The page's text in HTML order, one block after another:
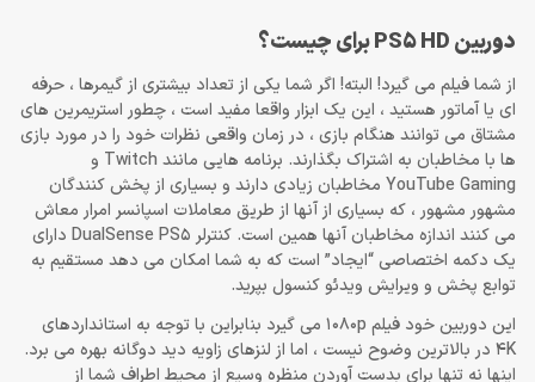
دوربین PS5 HD برای چیست؟
از شما فیلم می گیرد! البته! اگر شما یکی از تعداد بیشتری از گیمرها ، حرفه
ای یا آماتور هستید ، این یک ابزار واقعا مفید است ، چطور استریمرین های
مشتاق می توانند هنگام بازی ، در زمان واقعی نظرات خود را در مورد بازی
ها با مخاطبان به اشتراک بگذارند. برنامه هایی مانند Twitch و
YouTube Gaming مخاطبان زیادی دارند و بسیاری از پخش کنندگان
مشهور مشهور ، که بسیاری از آنها از طریق معاملات اسپانسر امرار معاش
می کنند اندازه مخاطبان آنها همین است. کنترلر DualSense PS5 دارای
یک دکمه اختصاصی “ایجاد” است که به شما امکان می دهد مستقیم به
توابع پخش و ویرایش ویدئو کنسول بپرید.
این دوربین خود فیلم 1080p می گیرد بنابراین با توجه به استانداردهای
4K در بالاترین وضوح نیست ، اما از لنزهای زاویه دید دوگانه بهره می برد.
اینها نه تنها برای بدست آوردن منظره وسیع از محیط اطراف شما از